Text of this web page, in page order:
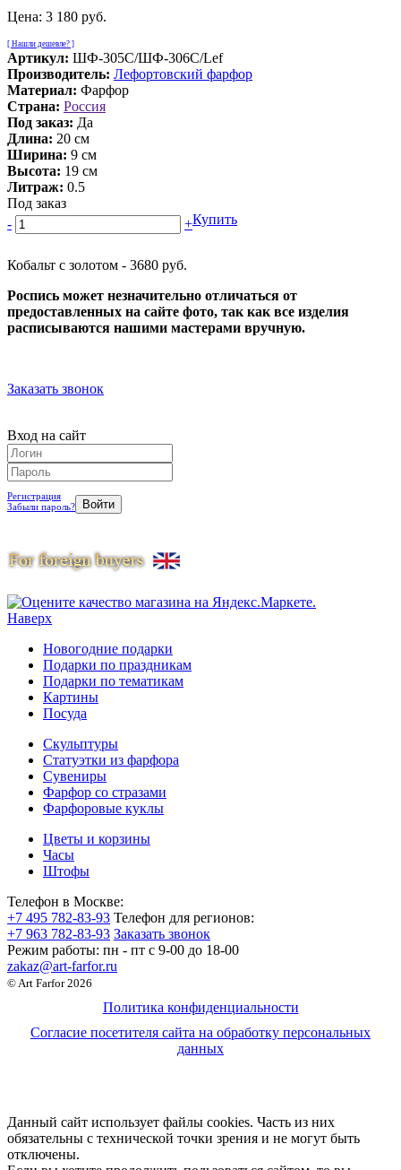
Цена: 3 180 руб.
[ Нашли дешевле? ]
Артикул: ШФ-305С/ШФ-306С/Lef
Производитель: Лефортовский фарфор
Материал: Фарфор
Страна: Россия
Под заказ: Да
Длина: 20 см
Ширина: 9 см
Высота: 19 см
Литраж: 0.5
Под заказ
-
+Купить
Кобальт с золотом - 3680 руб.
Роспись может незначительно отличаться от
предоставленных на сайте фото, так как все изделия
расписываются нашими мастерами вручную.
Заказать звонок
Вход на сайт
Регистрация
Забыли пароль?
Наверх
Новогодние подарки
Подарки по праздникам
Подарки по тематикам
Картины
Посуда
Скульптуры
Статуэтки из фарфора
Сувениры
Фарфор со стразами
Фарфоровые куклы
Цветы и корзины
Часы
Штофы
Телефон в Москве:
+7 495 782-83-93 Телефон для регионов:
+7 963 782-83-93 Заказать звонок
Режим работы: пн - пт c 9-00 до 18-00
zakaz@art-farfor.ru
© Art Farfor 2026
Политика конфиденциальности
Согласие посетителя сайта на обработку персональных
данных
Данный сайт использует файлы cookies. Часть из них
обязательны с технической точки зрения и не могут быть
отключены.